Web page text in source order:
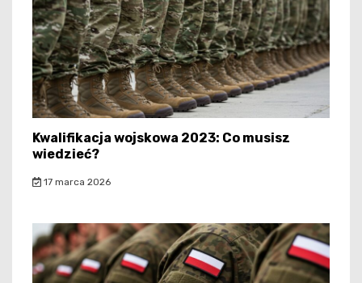
Kwalifikacja wojskowa 2023: Co musisz
wiedzieć?
17 marca 2026